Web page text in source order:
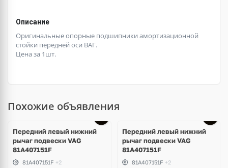
Описание
Оригинальные опорные подшипники амортизационной
стойки передней оси ВАГ.
Цена за 1шт.
Похожие объявления
Передний левый нижний
рычаг подвески VAG
81A407151F
81A407151F +2
Передний левый нижний
рычаг подвески VAG
81A407151F
81A407151F +2